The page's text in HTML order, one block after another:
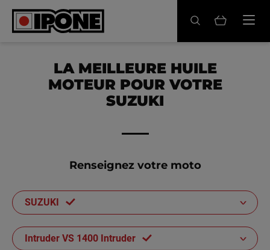
Ipone
HUILES MOTEUR
ENTRETIEN
Revendeurs
Compte
LA MEILLEURE HUILE
MOTEUR POUR VOTRE
SUZUKI
Renseignez votre moto
SUZUKI
Intruder VS 1400 Intruder